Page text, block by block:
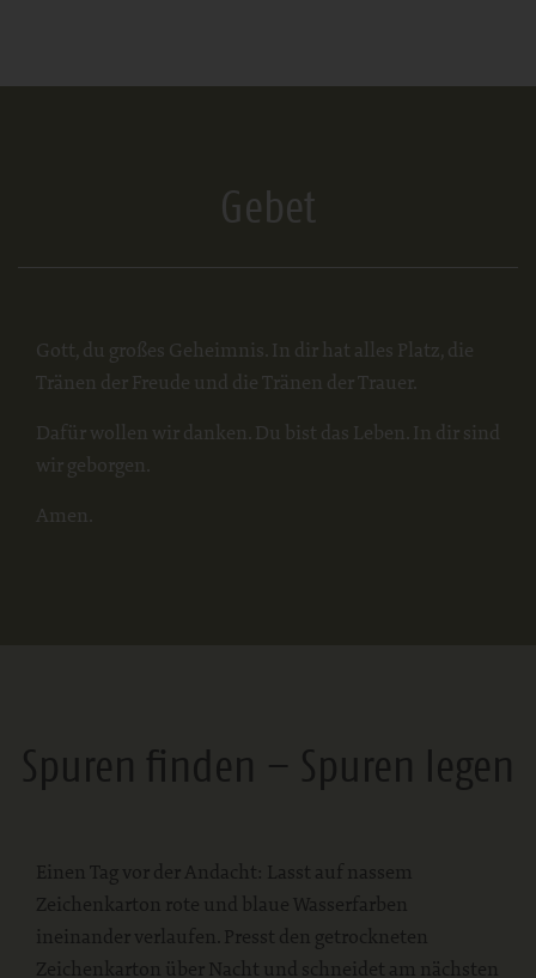
Gebet
Gott, du großes Geheimnis. In dir hat alles Platz, die
Tränen der Freude und die Tränen der Trauer.
Dafür wollen wir danken. Du bist das Leben. In dir sind
wir geborgen.
Amen.
Spuren finden – Spuren legen
Einen Tag vor der Andacht: Lasst auf nassem
Zeichenkarton rote und blaue Wasserfarben
ineinander verlaufen. Presst den getrockneten
Zeichenkarton über Nacht und schneidet am nächsten